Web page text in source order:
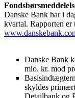
Danske Bank har i
kvartal. Rapporten
Danske Bank
mio. kr. mod
skyldes
Detailbank og